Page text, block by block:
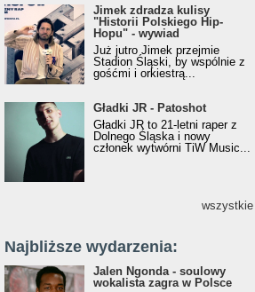
Jimek zdradza kulisy "Historii
Polskiego Hip-Hopu" - wywiad
Jimek zdradza kulisy
"Historii Polskiego Hip-
Hopu" - wywiad
Już jutro Jimek przejmie
Stadion Śląski, by wspólnie z
gośćmi i orkiestrą...
Gładki JR - Patoshot
Gładki JR - Patoshot
Gładki JR to 21-letni raper z
Dolnego Śląska i nowy
członek wytwórni TiW Music...
wszystkie
Najbliższe wydarzenia:
Jalen Ngonda - soulowy
wokalista zagra w Polsce